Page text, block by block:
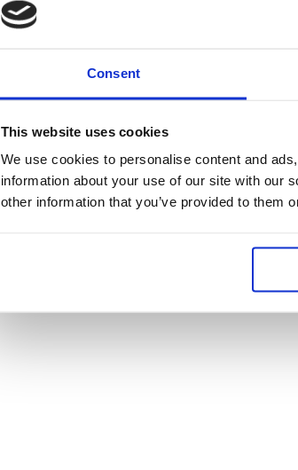
Consent
This website uses cookies
We use cookies to personalise content and
information about your use of our site with our
other information that you’ve provided to them